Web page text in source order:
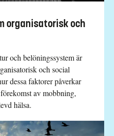
organisatorisk och
och belöningssystem är
och social
dessa faktorer påverkar
av mobbning,
hälsa.